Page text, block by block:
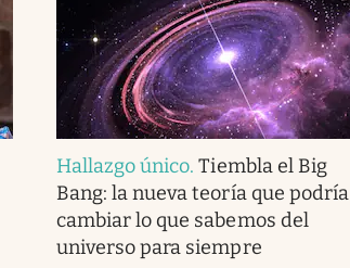
Hallazgo único.Tiembla el Big
Bang: la nueva teoría que podría
cambiar lo que sabemos del
universo para siempre